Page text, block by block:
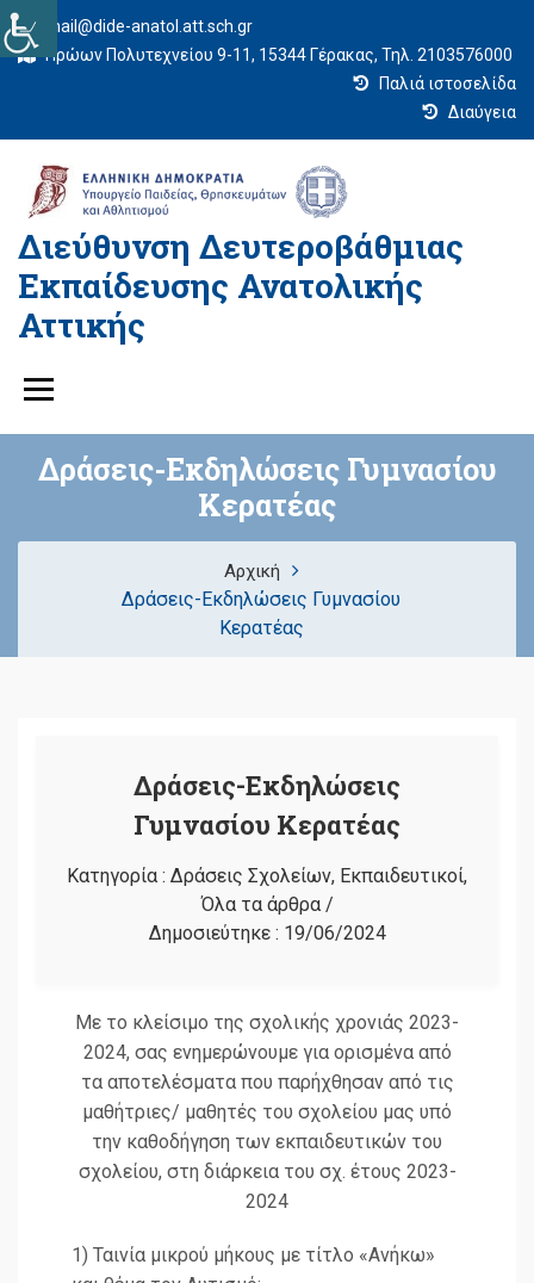
mail@dide-anatol.att.sch.gr
Ηρώων Πολυτεχνείου 9-11, 15344 Γέρακας, Τηλ. 2103576000
Παλιά ιστοσελίδα
Διαύγεια
Διεύθυνση Δευτεροβάθμιας
Εκπαίδευσης Ανατολικής
Αττικής
Δράσεις-Εκδηλώσεις Γυμνασίου
Κερατέας
Αρχική
Δράσεις-Εκδηλώσεις Γυμνασίου
Κερατέας
Δράσεις-Εκδηλώσεις
Γυμνασίου Κερατέας
Κατηγορία : Δράσεις Σχολείων, Εκπαιδευτικοί,
Όλα τα άρθρα/
Δημοσιεύτηκε : 19/06/2024
Με το κλείσιμο της σχολικής χρονιάς 2023-
2024, σας ενημερώνουμε για ορισμένα από
τα αποτελέσματα που παρήχθησαν από τις
μαθήτριες/ μαθητές του σχολείου μας υπό
την καθοδήγηση των εκπαιδευτικών του
σχολείου, στη διάρκεια του σχ. έτους 2023-
2024
1) Ταινία μικρού μήκους με τίτλο «Ανήκω»